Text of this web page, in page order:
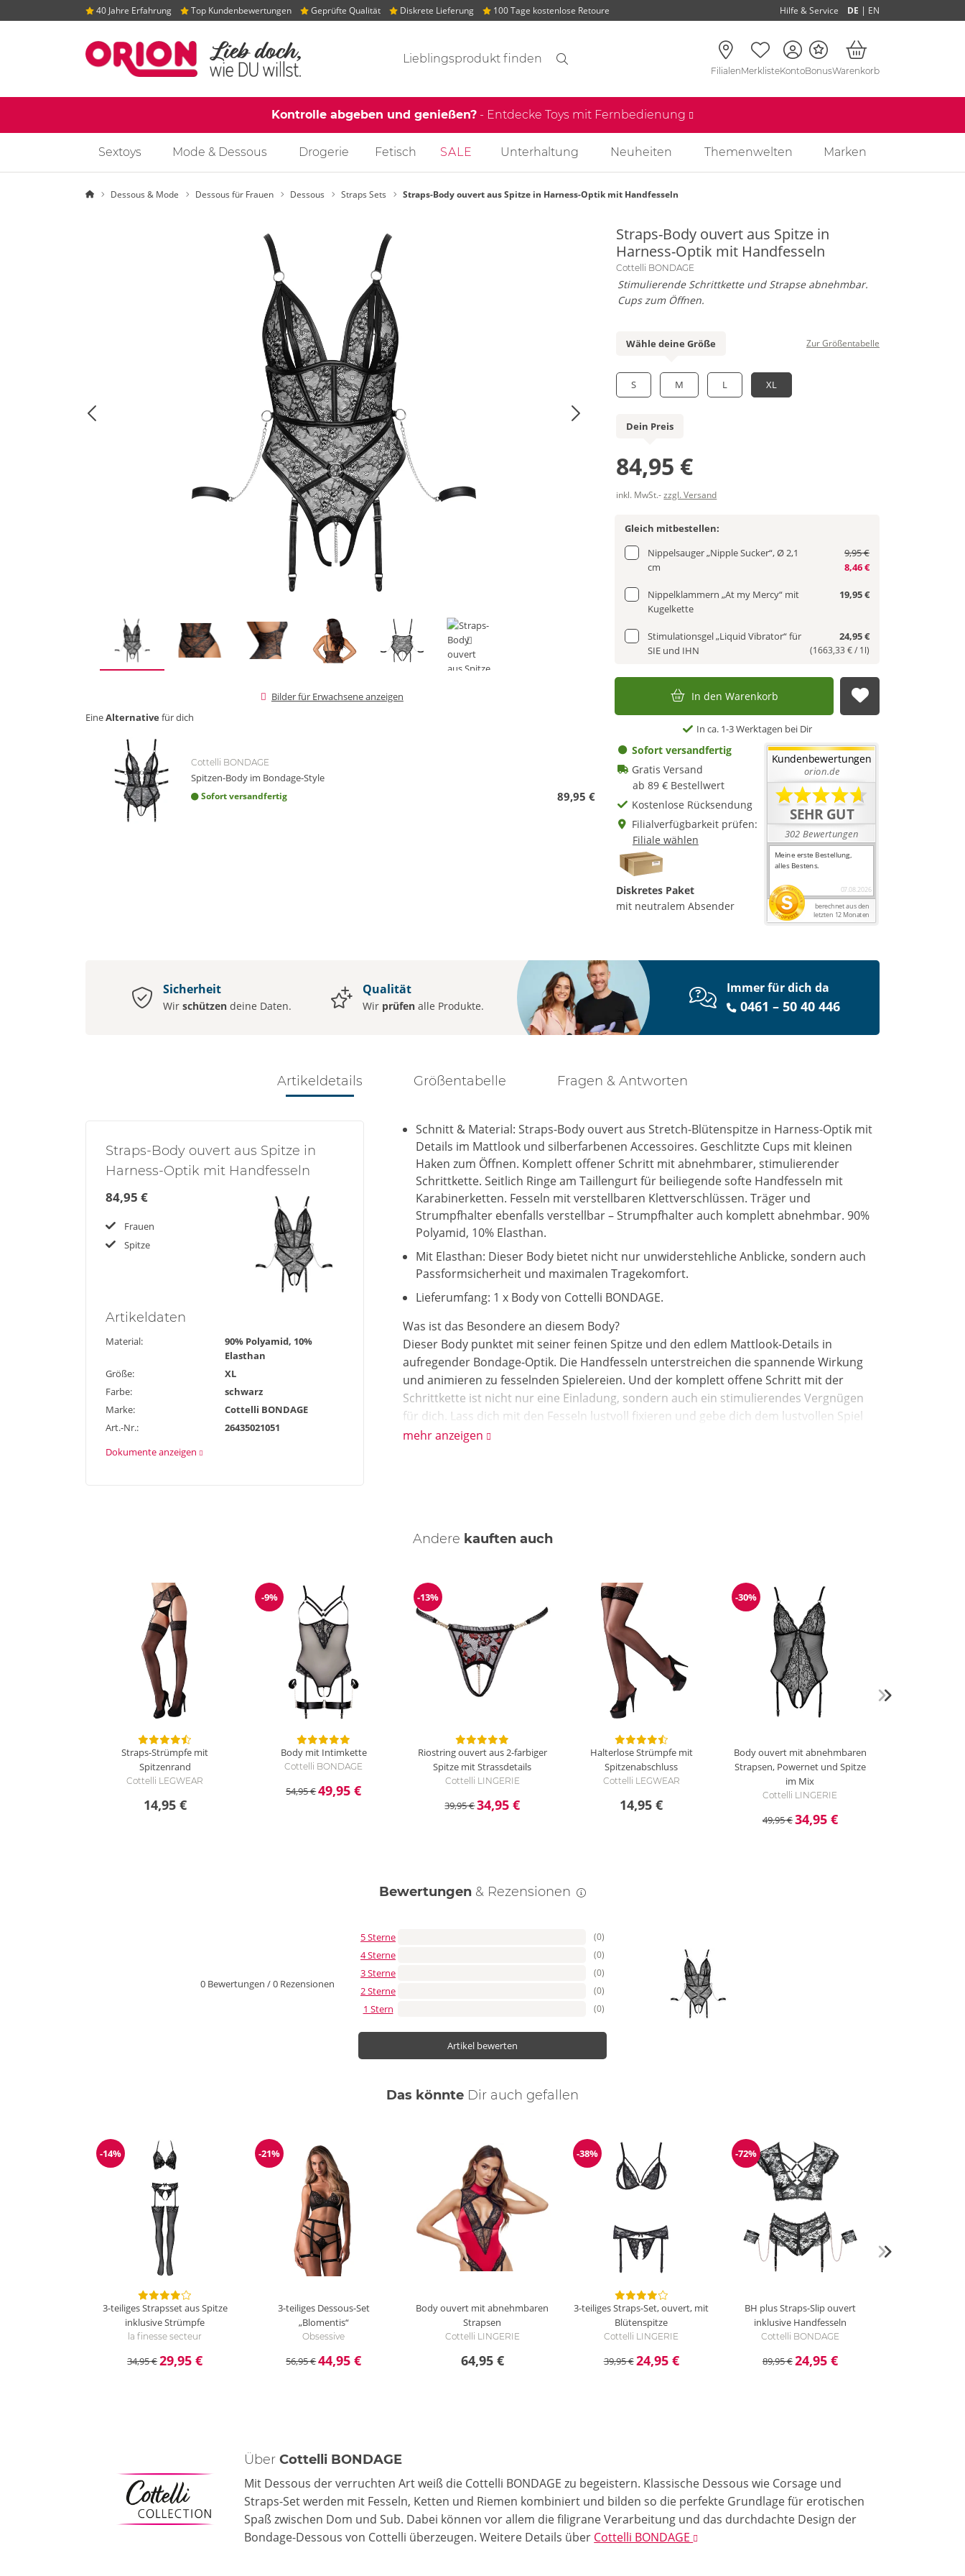
40 Jahre Erfahrung Top Kundenbewertungen Geprüfte Qualität Diskrete Lieferung 100 Tage kostenlose Retoure Hilfe & Service DE | EN
Suchvorschläge
FilialenMerklisteKontoBonusWarenkorb
Kontrolle abgeben und genießen? - Entdecke Toys mit Fernbedienung
Sextoys Mode & Dessous Drogerie Fetisch SALE Unterhaltung Neuheiten Themenwelten Marken
StartseiteDessous & Mode Dessous für Frauen Dessous Straps Sets Straps-Body ouvert aus Spitze in Harness-Optik mit Handfesseln
Bilder für Erwachsene anzeigen
EineAlternative für dich
Cottelli BONDAGE
Spitzen-Body im Bondage-Style
Sofort versandfertig 89,95 €
Straps-Body ouvert aus Spitze in
Harness-Optik mit Handfesseln
Cottelli BONDAGE
Stimulierende Schrittkette und Strapse abnehmbar.
Cups zum Öffnen.
Wähle deine Größe
S M L XL
Zur Größentabelle
Dein Preis
84,95 €
inkl. MwSt.-zzgl. Versand
Gleich mitbestellen:
Nippelsauger „Nipple Sucker“, Ø 2,1
cm
9,95 €
8,46 €
Nippelklammern „At my Mercy“ mit
Kugelkette
19,95 €
Stimulationsgel „Liquid Vibrator“ für
SIE und IHN
24,95 €
(1663,33 € / 1l)
In den Warenkorb Auf die
In ca. 1-3 Werktagen bei Dir
Sofort versandfertig
Gratis Versand
ab 89 € Bestellwert
Kostenlose Rücksendung
Filialverfügbarkeit prüfen:
Filiale wählen
Diskretes Paket
mit neutralem Absender
Sicherheit
Wir schützen deine Daten.
Qualität
Wir prüfen alle Produkte.
Immer für dich da
0461 – 50 40 446
Artikeldetails Größentabelle Fragen & Antworten
Straps-Body ouvert aus Spitze in
Harness-Optik mit Handfesseln
84,95 €
Frauen
Spitze
Artikeldaten
Material:
90% Polyamid, 10%
Elasthan
Größe:
XL
Farbe:
schwarz
Marke:
Cottelli BONDAGE
Art.-Nr.:
26435021051
Dokumente anzeigen
Schnitt & Material: Straps-Body ouvert aus Stretch-Blütenspitze in Harness-Optik mit
Details im Mattlook und silberfarbenen Accessoires. Geschlitzte Cups mit kleinen
Haken zum Öffnen. Komplett offener Schritt mit abnehmbarer, stimulierender
Schrittkette. Seitlich Ringe am Taillengurt für beiliegende softe Handfesseln mit
Karabinerketten. Fesseln mit verstellbaren Klettverschlüssen. Träger und
Strumpfhalter ebenfalls verstellbar – Strumpfhalter auch komplett abnehmbar. 90%
Polyamid, 10% Elasthan.
Mit Elasthan: Dieser Body bietet nicht nur unwiderstehliche Anblicke, sondern auch
Passformsicherheit und maximalen Tragekomfort.
Lieferumfang: 1 x Body von Cottelli BONDAGE.
Was ist das Besondere an diesem Body?
Dieser Body punktet mit seiner feinen Spitze und den edlem Mattlook-Details in
aufregender Bondage-Optik. Die Handfesseln unterstreichen die spannende Wirkung
und animieren zu fesselnden Spielereien. Und der komplett offene Schritt mit der
Schrittkette ist nicht nur eine Einladung, sondern auch ein stimulierendes Vergnügen
für dich. Lass dich mit den Fesseln lustvoll fixieren und gebe dich dem lustvollen Spiel
hin. Wie praktisch, dass die geschlitzten Cups dabei schnell geöffnet sind. Du kannst
Reinige den Body mit einer schonenden Handwäsche mit Feinwaschmittel.
mehr anzeigen
Andere kauften auch
Straps-Strümpfe mit
Spitzenrand
Cottelli LEGWEAR
14,95 €
Reduzierung
-9%
Body mit Intimkette
Cottelli BONDAGE
54,95 €49,95 €
Reduzierung
-13%
Riostring ouvert aus 2-farbiger
Spitze mit Strassdetails
Cottelli LINGERIE
39,95 €34,95 €
Halterlose Strümpfe mit
Spitzenabschluss
Cottelli LEGWEAR
14,95 €
Reduzierung
-30%
Body ouvert mit abnehmbaren
Strapsen, Powernet und Spitze
im Mix
Cottelli LINGERIE
49,95 €34,95 €
Bewertungen & Rezensionen
0 Bewertungen /0 Rezensionen
5 Sterne (0)
4 Sterne (0)
3 Sterne (0)
2 Sterne (0)
1 Stern (0)
Artikel bewerten
Das könnte Dir auch gefallen
Reduzierung
-14%
3-teiliges Strapsset aus Spitze
inklusive Strümpfe
la finesse secteur
34,95 €29,95 €
Reduzierung
-21%
3-teiliges Dessous-Set
„Blomentis“
Obsessive
56,95 €44,95 €
Body ouvert mit abnehmbaren
Strapsen
Cottelli LINGERIE
64,95 €
Reduzierung
-38%
3-teiliges Straps-Set, ouvert, mit
Blütenspitze
Cottelli LINGERIE
39,95 €24,95 €
Reduzierung
-72%
BH plus Straps-Slip ouvert
inklusive Handfesseln
Cottelli BONDAGE
89,95 €24,95 €
ÜberCottelli BONDAGE
Mit Dessous der verruchten Art weiß die Cottelli BONDAGE zu begeistern. Klassische Dessous wie Corsage und
Straps-Set werden mit Fesseln, Ketten und Riemen kombiniert und bilden so die perfekte Grundlage für erotischen
Spaß zwischen Dom und Sub. Dabei können vor allem die filigrane Verarbeitung und das durchdachte Design der
Bondage-Dessous von Cottelli überzeugen.Weitere Details über Cottelli BONDAGE